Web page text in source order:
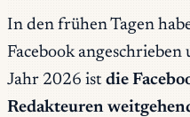
In den frühen Tagen
Facebook
Jahr 2026 ist die
Redakteuren